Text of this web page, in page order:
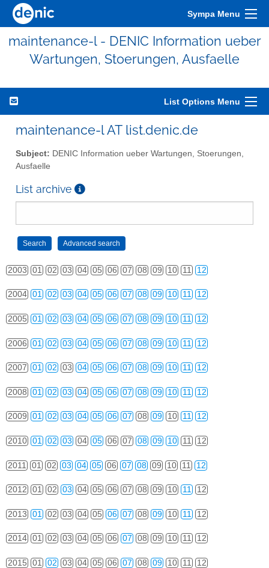
Sympa Menu
maintenance-l - DENIC Information ueber
Wartungen, Stoerungen, Ausfaelle
List Options Menu
maintenance-l AT list.denic.de
Subject: DENIC Information ueber Wartungen, Stoerungen,
Ausfaelle
List archive
2003 01 02 03 04 05 06 07 08 09 10 11 12
2004 01 02 03 04 05 06 07 08 09 10 11 12
2005 01 02 03 04 05 06 07 08 09 10 11 12
2006 01 02 03 04 05 06 07 08 09 10 11 12
2007 01 02 03 04 05 06 07 08 09 10 11 12
2008 01 02 03 04 05 06 07 08 09 10 11 12
2009 01 02 03 04 05 06 07 08 09 10 11 12
2010 01 02 03 04 05 06 07 08 09 10 11 12
2011 01 02 03 04 05 06 07 08 09 10 11 12
2012 01 02 03 04 05 06 07 08 09 10 11 12
2013 01 02 03 04 05 06 07 08 09 10 11 12
2014 01 02 03 04 05 06 07 08 09 10 11 12
2015 01 02 03 04 05 06 07 08 09 10 11 12